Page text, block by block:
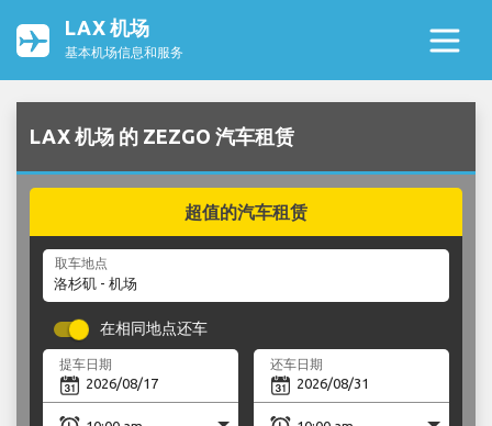
LAX 机场
基本机场信息和服务
LAX 机场 的 ZEZGO 汽车租赁
超值的汽车租赁
取车地点
在相同地点还车
提车日期 还车日期